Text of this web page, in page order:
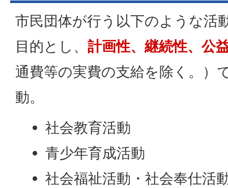
市民団体が行う以下のような活
目的とし、 計画性、継続性、公
通費等の実費の支給を除く。）
動。
社会教育活動
青少年育成活動
社会福祉活動・社会奉仕活